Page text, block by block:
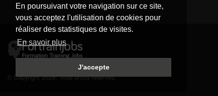
En poursuivant votre navigation sur ce site,
vous acceptez l'utilisation de cookies pour
réaliser des statistiques de visites.
En savoir plus
J'accepte
© Copyright 2026. Tous droits réservés.